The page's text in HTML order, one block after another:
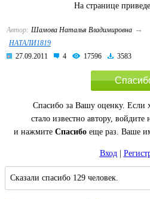
На странице
Автор: Шамова Наталья Владимировна →
НАТАЛИ1819
27.09.2011
4 17596 3583
Спасибо за Вашу оценку. Если
стало известно автору, войдите
и нажмите Спасибоеще раз. Ваше
Вход|
Сказали спасибо 129 человек.